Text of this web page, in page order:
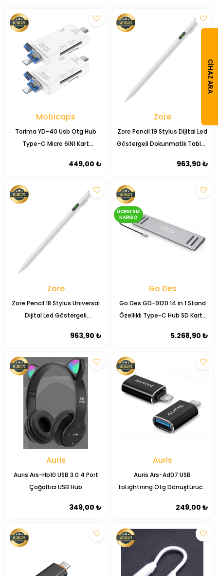
Mobicaps
Torima YD-40 Usb Otg Hub
Type-C Micro 6IN1 Kart
449,00 ₺
Zore
Zore Pencil 19 Stylus Dijital Led
Göstergeli Dokunmatik Tablet
963,90 ₺
Zore
Zore Pencil 18 Stylus Universal
Dijital Led Göstergeli
963,90 ₺
Go Des
Go Des GD-9120 14 in 1 Stand
Özellikli Type-C Hub SD Kart-
ÜCRETSIZ
KARGO
5.268,90 ₺
Auris
Auris Ars-Hb10 USB 3.0 4 Port
Çoğaltıcı USB Hub
349,00 ₺
Auris
Auris Ars-Ad07 USB
toLightning Otg Dönüştürücü
249,00 ₺
CIHAZ ARA